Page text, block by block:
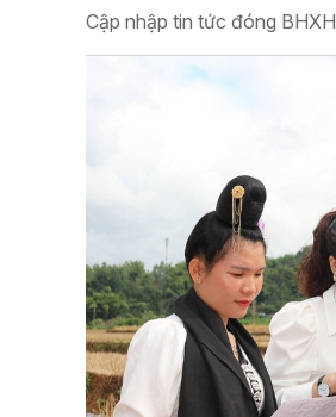
Cập nhập tin tức đóng BHXH